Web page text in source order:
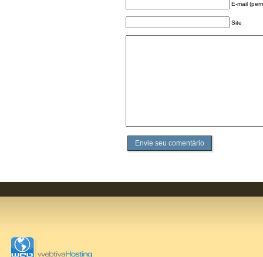
E-mail
Site
Envie seu comentário